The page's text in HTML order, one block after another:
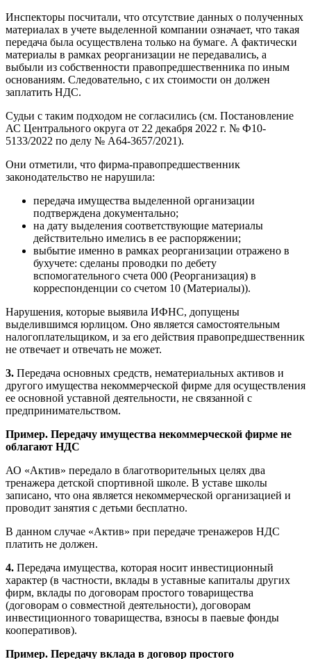
Инспекторы посчитали, что отсутствие данных о полученных
материалах в учете выделенной компании означает, что такая
передача была осуществлена только на бумаге. А фактически
материалы в рамках реорганизации не передавались, а
выбыли из собственности правопредшественника по иным
основаниям. Следовательно, с их стоимости он должен
заплатить НДС.
Судьи с таким подходом не согласились (см. Постановление
АС Центрального округа от 22 декабря 2022 г. № Ф10-
5133/2022 по делу № А64-3657/2021).
Они отметили, что фирма-правопредшественник
законодательство не нарушила:
передача имущества выделенной организации
подтверждена документально;
на дату выделения соответствующие материалы
действительно имелись в ее распоряжении;
выбытие именно в рамках реорганизации отражено в
бухучете: сделаны проводки по дебету
вспомогательного счета 000 (Реорганизация) в
корреспонденции со счетом 10 (Материалы)).
Нарушения, которые выявила ИФНС, допущены
выделившимся юрлицом. Оно является самостоятельным
налогоплательщиком, и за его действия правопредшественник
не отвечает и отвечать не может.
3. Передача основных средств, нематериальных активов и
другого имущества некоммерческой фирме для осуществления
ее основной уставной деятельности, не связанной с
предпринимательством.
Пример. Передачу имущества некоммерческой фирме не
облагают НДС
АО «Актив» передало в благотворительных целях два
тренажера детской спортивной школе. В уставе школы
записано, что она является некоммерческой организацией и
проводит занятия с детьми бесплатно.
В данном случае «Актив» при передаче тренажеров НДС
платить не должен.
4. Передача имущества, которая носит инвестиционный
характер (в частности, вклады в уставные капиталы других
фирм, вклады по договорам простого товарищества
(договорам о совместной деятельности), договорам
инвестиционного товарищества, взносы в паевые фонды
кооперативов).
Пример. Передачу вклада в договор простого